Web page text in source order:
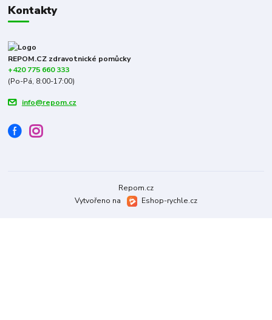
Kontakty
REPOM.CZ zdravotnické pomůcky
+420 775 660 333
(Po-Pá, 8:00-17:00)
info@repom.cz
Repom.cz
Vytvořeno na
Eshop-rychle.cz